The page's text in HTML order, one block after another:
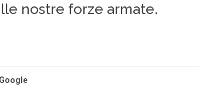
nostre forze armate.